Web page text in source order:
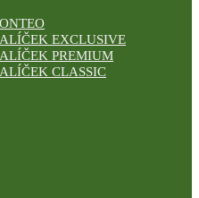
EXCLUSIVE
PREMIUM
CLASSIC